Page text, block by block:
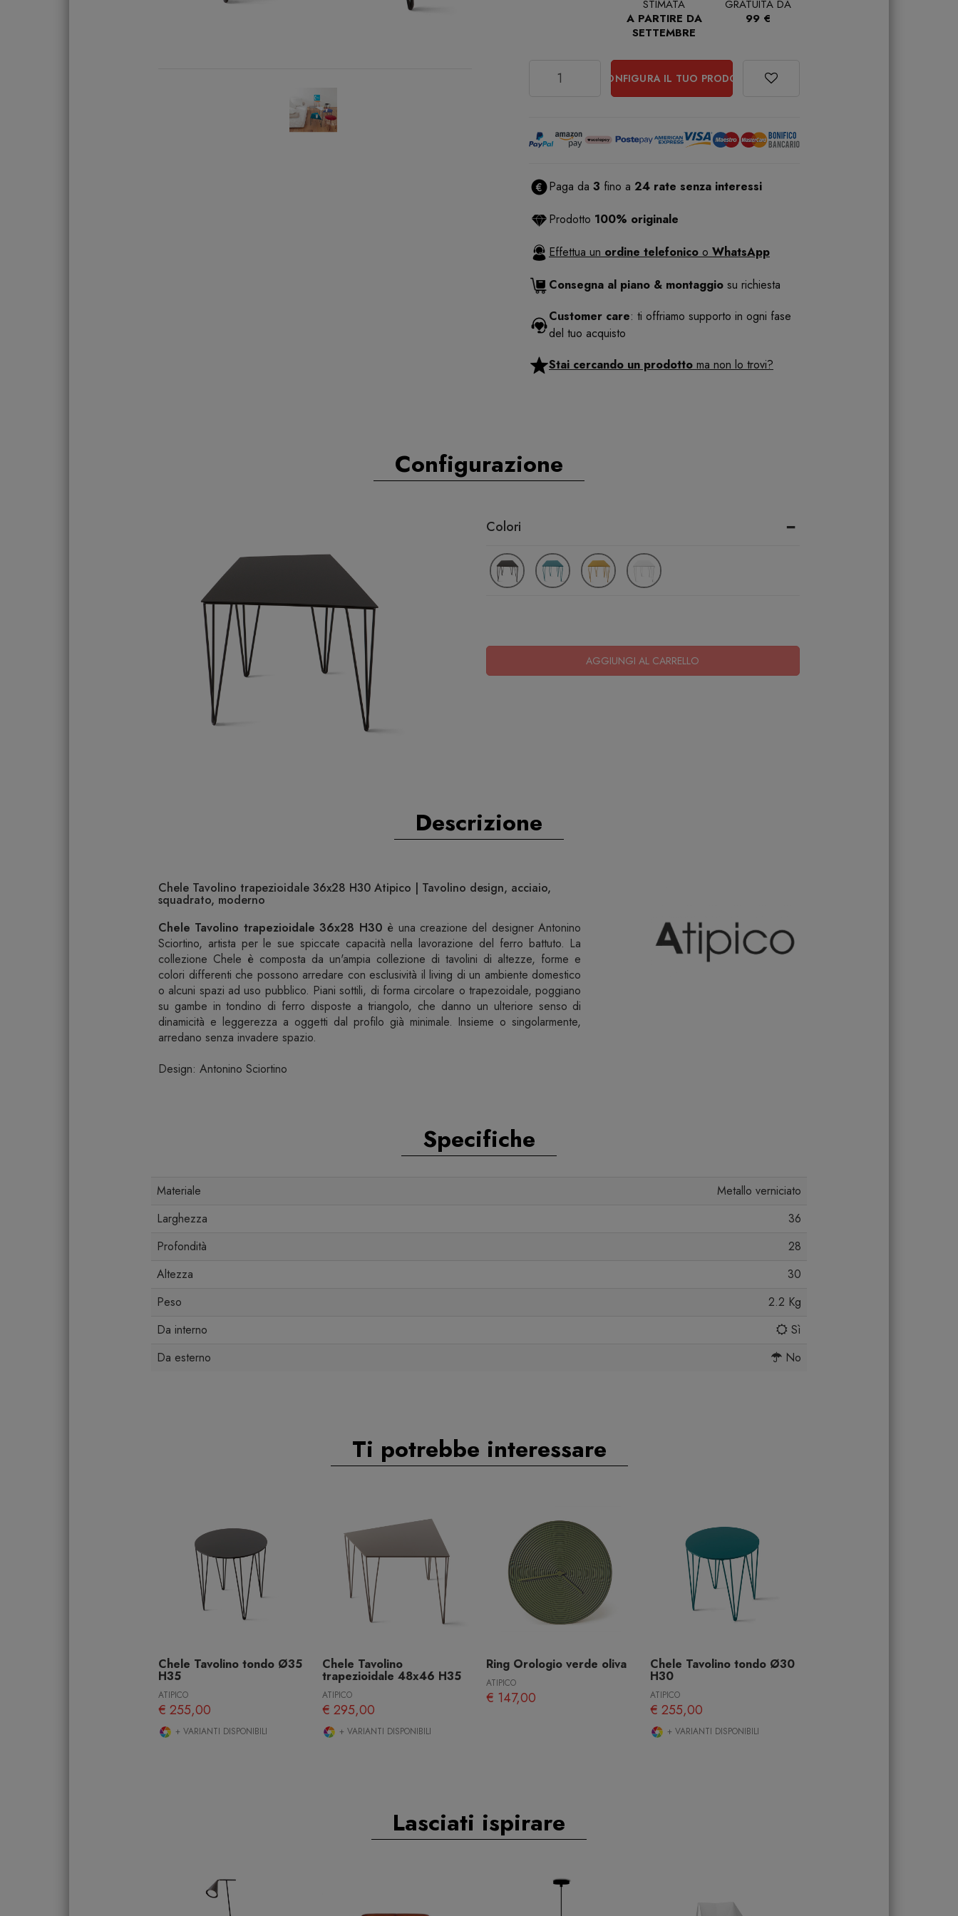
STIMATA
A PARTIRE DA
SETTEMBRE
GRATUITA DA
99 €
CONFIGURA IL TUO PRODOTTO
Paga da 3 fino a 24 rate senza interessi
Prodotto 100% originale
Effettua un ordine telefonico o WhatsApp
Consegna al piano & montaggio su richiesta
Customer care: ti offriamo supporto in ogni fase
del tuo acquisto
Stai cercando un prodotto ma non lo trovi?
Configurazione
Colori -
AGGIUNGI AL CARRELLO
Descrizione
Chele Tavolino trapezioidale 36x28 H30 Atipico | Tavolino design, acciaio,
squadrato, moderno
Chele Tavolino trapezioidale 36x28 H30 è una creazione del designer Antonino
Sciortino, artista per le sue spiccate capacità nella lavorazione del ferro battuto. La
collezione Chele è composta da un'ampia collezione di tavolini di altezze, forme e
colori differenti che possono arredare con esclusività il living di un ambiente domestico
o alcuni spazi ad uso pubblico. Piani sottili, di forma circolare o trapezoidale, poggiano
su gambe in tondino di ferro disposte a triangolo, che danno un ulteriore senso di
dinamicità e leggerezza a oggetti dal profilo già minimale. Insieme o singolarmente,
arredano senza invadere spazio.
Design: Antonino Sciortino
Specifiche
Materiale
Metallo verniciato
Larghezza
36
Profondità
28
Altezza
30
Peso
2.2 Kg
Da interno
Sì
Da esterno
No
Ti potrebbe interessare
Chele Tavolino tondo Ø35
H35
ATIPICO
€ 255,00
+ VARIANTI DISPONIBILI
Chele Tavolino
trapezioidale 48x46 H35
ATIPICO
€ 295,00
+ VARIANTI DISPONIBILI
Ring Orologio verde oliva
ATIPICO
€ 147,00
Chele Tavolino tondo Ø30
H30
ATIPICO
€ 255,00
+ VARIANTI DISPONIBILI
Lasciati ispirare